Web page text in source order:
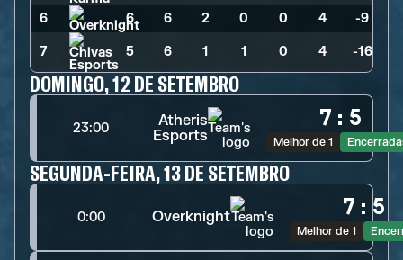
6
6 6 2 0 0 4 -9
7 5 6 1 1 0 4 -16
DOMINGO, 12 DE SETEMBRO
23:00
Atheris
Esports
7 : 5
Melhor de 1
SEGUNDA-FEIRA, 13 DE SETEMBRO
0:00 Overknight 7 : 5
Melhor de 1